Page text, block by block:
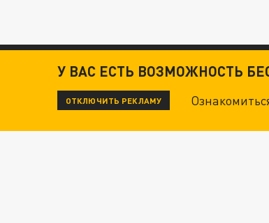
У ВАС ЕСТЬ ВОЗМОЖНОСТЬ
ОТКЛЮЧИТЬ РЕКЛАМУ